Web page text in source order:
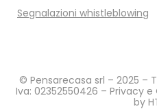
Segnalazioni whistleblowing
© Pensarecasa srl – 2025 –
Iva: 02352550426 – Privacy e
by